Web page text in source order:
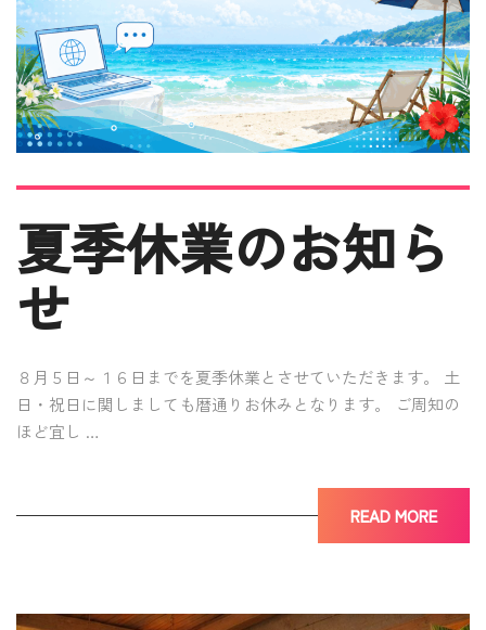
夏季休業のお知ら
せ
８月５日～１６日までを夏季休業とさせていただきます。 土
日・祝日に関しましても暦通りお休みとなります。 ご周知の
ほど宜し …
READ MORE